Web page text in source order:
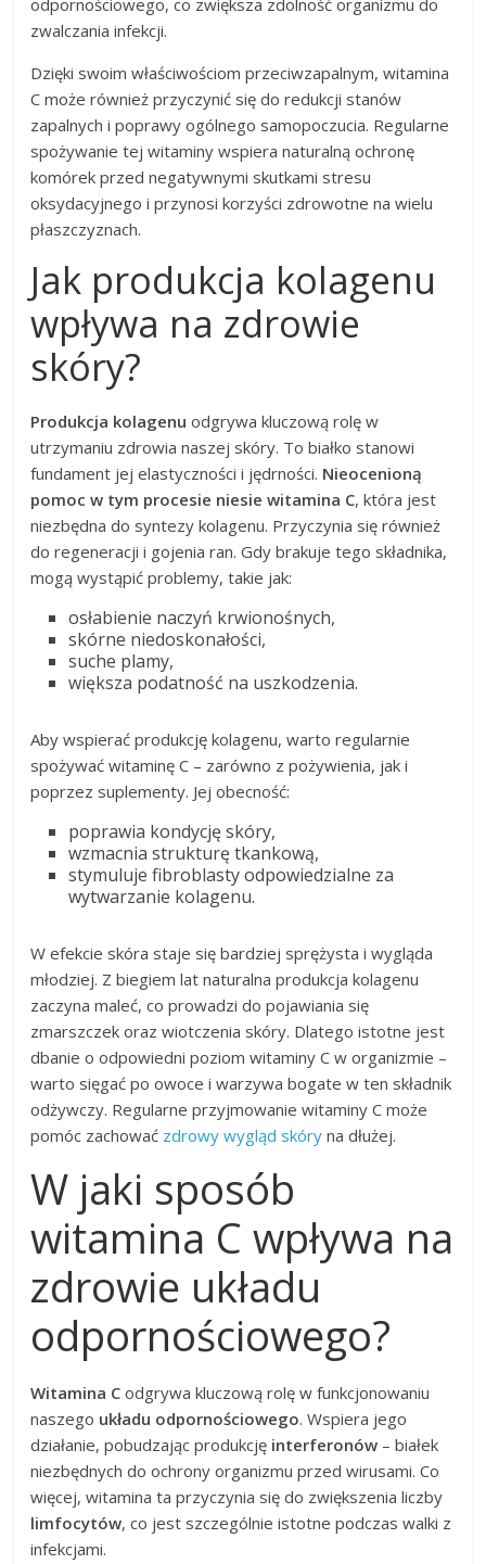
odpornościowego, co zwiększa zdolność organizmu do
zwalczania infekcji.
Dzięki swoim właściwościom przeciwzapalnym, witamina
C może również przyczynić się do redukcji stanów
zapalnych i poprawy ogólnego samopoczucia. Regularne
spożywanie tej witaminy wspiera naturalną ochronę
komórek przed negatywnymi skutkami stresu
oksydacyjnego i przynosi korzyści zdrowotne na wielu
płaszczyznach.
Jak produkcja kolagenu
wpływa na zdrowie
skóry?
Produkcja kolagenu odgrywa kluczową rolę w
utrzymaniu zdrowia naszej skóry. To białko stanowi
fundament jej elastyczności i jędrności. Nieocenioną
pomoc w tym procesie niesie witamina C, która jest
niezbędna do syntezy kolagenu. Przyczynia się również
do regeneracji i gojenia ran. Gdy brakuje tego składnika,
mogą wystąpić problemy, takie jak:
osłabienie naczyń krwionośnych,
skórne niedoskonałości,
suche plamy,
większa podatność na uszkodzenia.
Aby wspierać produkcję kolagenu, warto regularnie
spożywać witaminę C – zarówno z pożywienia, jak i
poprzez suplementy. Jej obecność:
poprawia kondycję skóry,
wzmacnia strukturę tkankową,
stymuluje fibroblasty odpowiedzialne za
wytwarzanie kolagenu.
W efekcie skóra staje się bardziej sprężysta i wygląda
młodziej. Z biegiem lat naturalna produkcja kolagenu
zaczyna maleć, co prowadzi do pojawiania się
zmarszczek oraz wiotczenia skóry. Dlatego istotne jest
dbanie o odpowiedni poziom witaminy C w organizmie –
warto sięgać po owoce i warzywa bogate w ten składnik
odżywczy. Regularne przyjmowanie witaminy C może
pomóc zachować zdrowy wygląd skóry na dłużej.
W jaki sposób
witamina C wpływa na
zdrowie układu
odpornościowego?
Witamina C odgrywa kluczową rolę w funkcjonowaniu
naszego układu odpornościowego. Wspiera jego
działanie, pobudzając produkcję interferonów – białek
niezbędnych do ochrony organizmu przed wirusami. Co
więcej, witamina ta przyczynia się do zwiększenia liczby
limfocytów, co jest szczególnie istotne podczas walki z
infekcjami.